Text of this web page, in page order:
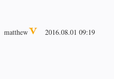
matthew 2016.08.01 09:19